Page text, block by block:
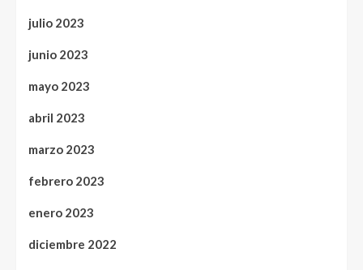
julio 2023
junio 2023
mayo 2023
abril 2023
marzo 2023
febrero 2023
enero 2023
diciembre 2022